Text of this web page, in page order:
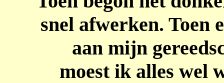
snel afwerken. Toen
aan mijn
moest ik alles wel